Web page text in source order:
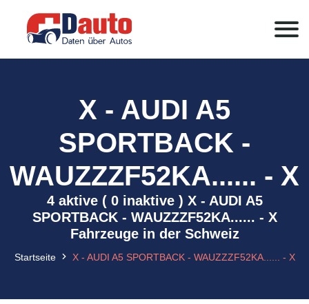
X - AUDI A5
SPORTBACK -
WAUZZZF52KA...... - X
4 aktive ( 0 inaktive ) X - AUDI A5
SPORTBACK - WAUZZZF52KA...... - X
Fahrzeuge in der Schweiz
Startseite X - AUDI A5 SPORTBACK - WAUZZZF52KA...... - X